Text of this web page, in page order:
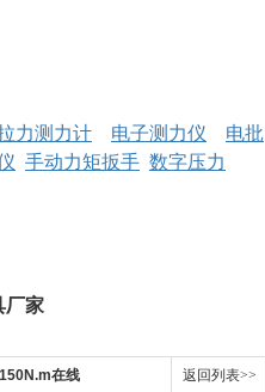
力测力计 电子测力仪
电批
手动力矩扳手 数字压力
厂家
在线 返回列表>>